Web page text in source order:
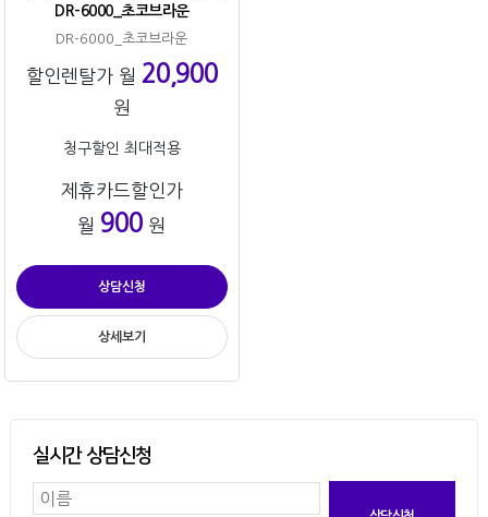
DR-6000_초코브라운
DR-6000_초코브라운
할인렌탈가 월 20,900
원
청구할인 최대적용
제휴카드할인가
월 900 원
상담신청
상세보기
실시간 상담신청